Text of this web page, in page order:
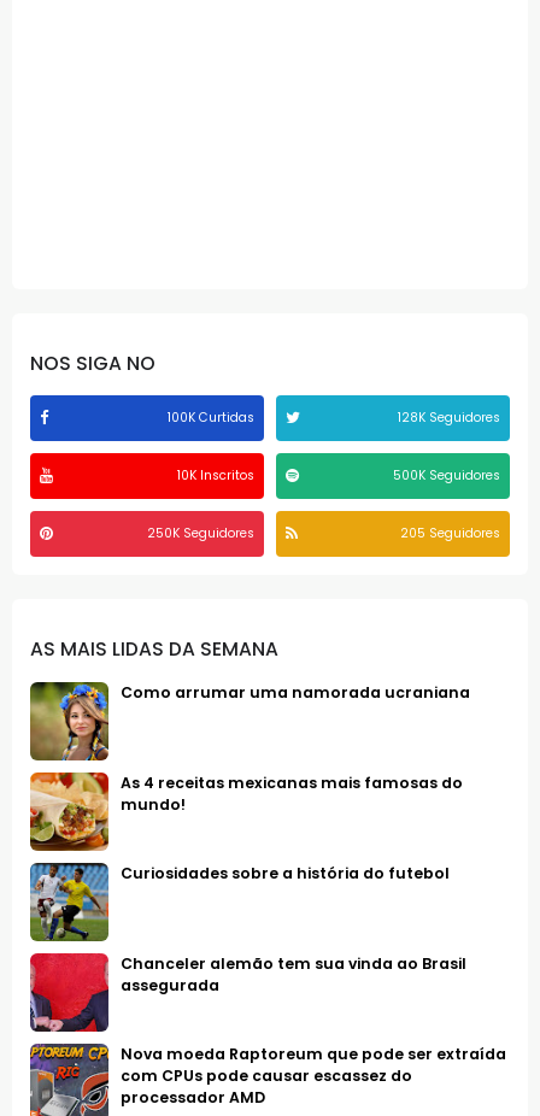
NOS SIGA NO
100K Curtidas 128K Seguidores
10K Inscritos 500K Seguidores
250K Seguidores 205 Seguidores
AS MAIS LIDAS DA SEMANA
Como arrumar uma namorada ucraniana
As 4 receitas mexicanas mais famosas do
mundo!
Curiosidades sobre a história do futebol
Chanceler alemão tem sua vinda ao Brasil
assegurada
Nova moeda Raptoreum que pode ser extraída
com CPUs pode causar escassez do
processador AMD